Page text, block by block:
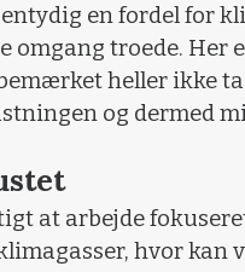
en fordel for
omgang troede. Her
heller ikke
og dermed
at arbejde
hvor kan